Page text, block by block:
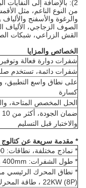
2): بالإضافة إلى
من النوع الناعم، مثل
والرغوة والأسفنج
الصوف الزجاجي، الألياف
القش الزراعي، شبكات
الخصائص والمزايا
شفرات دوارة فعالة
شفرات دائمة، تستخدم
على نطاق واسع التطبيق،
كسارة
الحل المخصص المتاحة،
والاختبار قبل التسليم
* مقدمة سريعة عن كتالوج
* نماذج مختلفة، نطاقات: 800 و 1200 و 1600 و 2400
* طول الشفرات: 400mm و 600mm و 800mm و 1200mm
22KW (8P) ، طاقة المحرك المخصصة متاحة